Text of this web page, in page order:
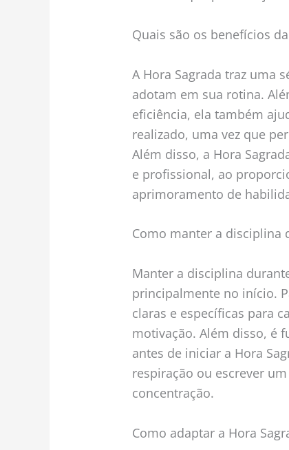
Quais são os benefícios
A Hora Sagrada traz uma
adotam em sua rotina.
eficiência, ela também
realizado, uma vez que
Além disso, a Hora
e profissional, ao
aprimoramento de
Como manter a disciplina
Manter a disciplina
principalmente no início.
claras e específicas para
motivação. Além disso, é
antes de iniciar a Hora
respiração ou escrever
concentração.
Como adaptar a Hora